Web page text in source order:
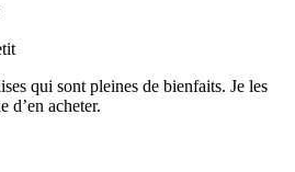
qui sont pleines de bienfaits. Je les
d’en acheter.